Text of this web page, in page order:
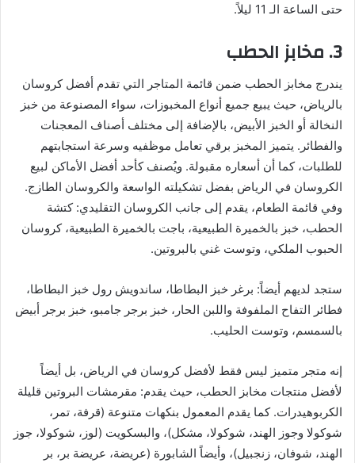
حتى الساعة الـ 11 ليلاً.
3. مخابز الحطب
يندرج مخابز الحطب ضمن قائمة المتاجر التي تقدم أفضل كروسان
بالرياض، حيث يبيع جميع أنواع المخبوزات، سواء المصنوعة من خبز
النخالة أو الخبز الأبيض، بالإضافة إلى مختلف أصناف المعجنات
والفطائر. يتميز المخبز برقي تعامل موظفيه وسرعة استجابتهم
للطلبات، كما أن أسعاره مقبولة. ويُصنف كأحد أفضل الأماكن لبيع
الكروسان في الرياض بفضل تشكيلته الواسعة والكروسان الطازج.
وفي قائمة الطعام، يقدم إلى جانب الكروسان التقليدي: كتشة
الحطب، خبز بالخميرة الطبيعية، باجت بالخميرة الطبيعية، كروسان
الحبوب الملكي، وتوست غني بالبروتين.
ستجد لديهم أيضاً: برغر خبز البطاطا، ساندويش رول خبز البطاطا،
فطائر التفاح الملفوفة واللبن الحار، خبز برجر جامبو، خبز برجر أبيض
بالسمسم، وتوست الحليب.
إنه متجر متميز ليس فقط لأفضل كروسان في الرياض، بل أيضاً
لأفضل منتجات مخابز الحطب، حيث يقدم: مقرمشات البروتين قليلة
الكربوهيدرات. كما يقدم المعمول بنكهات متنوعة (قرفة، تمر،
شوكولا وجوز الهند، شوكولا، مشكل)، والبسكويت (لوز، شوكولا، جوز
الهند، شوفان، زنجبيل)، وأيضاً الشابورة (عريضة، عريضة بر، بر